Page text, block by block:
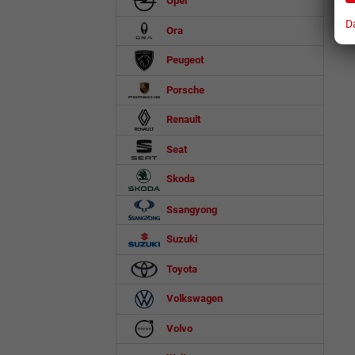
Ora
Peugeot
Porsche
Renault
Seat
Skoda
Ssangyong
Suzuki
Toyota
Volkswagen
Volvo